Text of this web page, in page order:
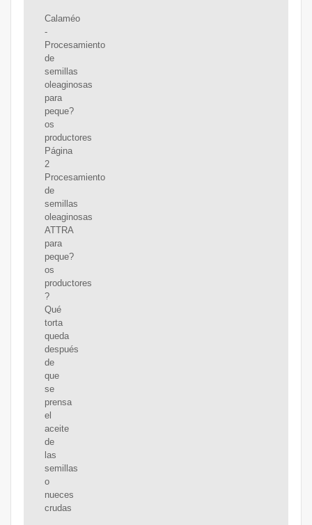
Calaméo
-
Procesamiento
de
semillas
oleaginosas
para
peque?
os
productores
Página
2
Procesamiento
de
semillas
oleaginosas
ATTRA
para
peque?
os
productores
?
Qué
torta
queda
después
de
que
se
prensa
el
aceite
de
las
semillas
o
nueces
crudas